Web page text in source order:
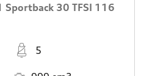
Sportback 30 TFSI 116
Places
5